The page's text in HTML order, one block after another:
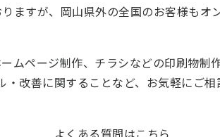
ますが、岡山県外の全国のお客様もオ
ムページ制作、チラシなどの印刷物制作
・改善に関することなど、 お気軽にご相
よくある質問はこちら